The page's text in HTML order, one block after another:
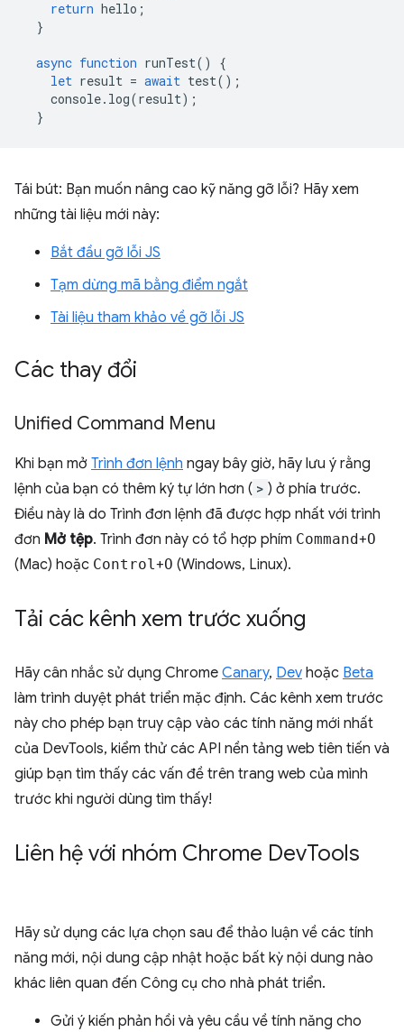
return hello ;
}
async function runTest()
{
let result = await test();
console. log(result);
}
Tái bút: Bạn muốn nâng cao kỹ năng gỡ lỗi? Hãy xem
những tài liệu mới này:
Bắt đầu gỡ lỗi JS
Tạm dừng mã bằng điểm ngắt
Tài liệu tham khảo về gỡ lỗi JS
Các thay đổi
Unified Command Menu
Khi bạn mở Trình đơn lệnh ngay bây giờ, hãy lưu ý rằng
lệnh của bạn có thêm ký tự lớn hơn ( > ) ở phía trước.
Điều này là do Trình đơn lệnh đã được hợp nhất với trình
đơn Mở tệp. Trình đơn này có tổ hợp phím Command+O
(Mac) hoặc Control+O (Windows, Linux).
Tải các kênh xem trước xuống
Hãy cân nhắc sử dụng Chrome Canary, Dev hoặc Beta
làm trình duyệt phát triển mặc định. Các kênh xem trước
này cho phép bạn truy cập vào các tính năng mới nhất
của DevTools, kiểm thử các API nền tảng web tiên tiến và
giúp bạn tìm thấy các vấn đề trên trang web của mình
trước khi người dùng tìm thấy!
Liên hệ với nhóm Chrome DevTools
Hãy sử dụng các lựa chọn sau để thảo luận về các tính
năng mới, nội dung cập nhật hoặc bất kỳ nội dung nào
khác liên quan đến Công cụ cho nhà phát triển.
Gửi ý kiến phản hồi và yêu cầu về tính năng cho